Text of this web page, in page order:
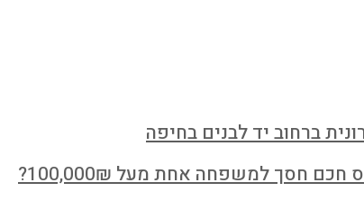
ברחוב יד לבנים בחיפה
חסך למשפחה אחת מעל 100,000₪?